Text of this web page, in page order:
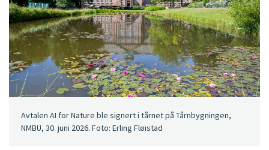
Avtalen AI for Nature ble signert i tårnet på Tårnbygningen,
NMBU, 30. juni 2026. Foto: Erling Fløistad